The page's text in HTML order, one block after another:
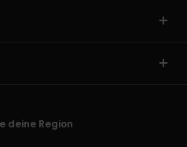
deine Region